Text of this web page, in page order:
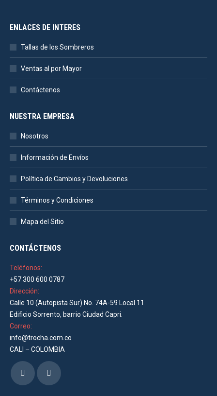
ENLACES DE INTERES
Tallas de los Sombreros
Ventas al por Mayor
Contáctenos
NUESTRA EMPRESA
Nosotros
Información de Envíos
Política de Cambios y Devoluciones
Términos y Condiciones
Mapa del Sitio
CONTÁCTENOS
Teléfonos:
+57 300 600 0787
Dirección:
Calle 10 (Autopista Sur) No. 74A-59 Local 11
Edificio Sorrento, barrio Ciudad Capri.
Correo:
info@trocha.com.co
CALI – COLOMBIA
Encuéntranos en:
Facebook Instagram